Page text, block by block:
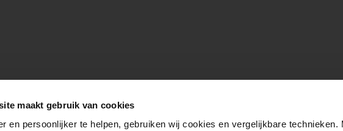
maakt gebruik van cookies
en persoonlijker te helpen, gebruiken wij cookies en vergelijkbare technieken.